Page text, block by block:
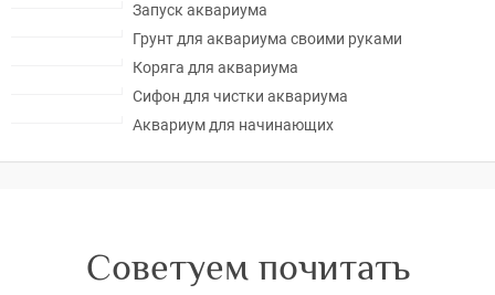
Запуск аквариума
Грунт для аквариума своими руками
Коряга для аквариума
Сифон для чистки аквариума
Аквариум для начинающих
Советуем почитать